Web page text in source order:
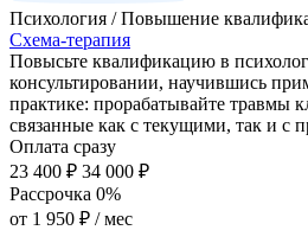
Психология / Повышение
Схема-терапия
Повысьте квалификацию в
консультировании, научившись
практике: прорабатывайте травмы
связанные как с текущими, так и с
Оплата сразу
23 400 ₽ 34 000 ₽
Рассрочка 0%
от 1 950 ₽ / мес